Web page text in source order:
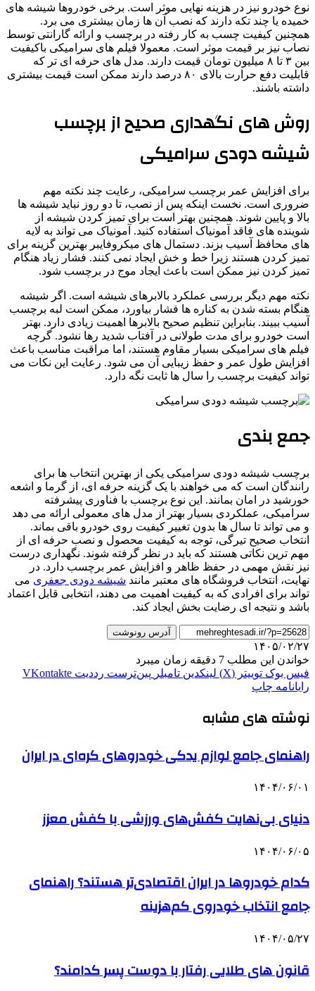
نوع خودرو نیز در هزینه نهایی موثر است. برخی خودروها شیشه های
خمیده یا چند تکه دارند که نصب آن ها زمان بیشتری می برد.
همچنین کیفیت چسب به کار رفته در برچسب و ارائه گارانتی توسط
نصاب نیز بر قیمت موثر است. معمولا فیلم های سرامیکی باکیفیت
بین ۳ تا ۸ میلیون تومان قیمت دارند. مدل های حرفه ای تر که
قابلیت دفع حرارت بالای ۸۰ درصد دارند ممکن است قیمت بیشتری
داشته باشند.
روش های نگهداری صحیح از برچسب
شیشه دودی سرامیکی
برای افزایش عمر برچسب سرامیکی، رعایت چند نکته مهم
ضروری است. نخست اینکه پس از نصب، تا دو روز نباید شیشه ها
بالا و پایین شوند. همچنین بهتر است برای تمیز کردن شیشه از
شوینده های فاقد آمونیاک استفاده کنید. آمونیاک می تواند به لایه
های محافظ آسیب بزند. دستمال های میکروفایبر بهترین گزینه برای
تمیز کردن هستند زیرا خط و خش ایجاد نمی کنند. فشار زیاد هنگام
تمیز کردن نیز ممکن است باعث ایجاد موج در برچسب شود.
نکته مهم دیگر بررسی عملکرد بالابرهای شیشه است. اگر شیشه
هنگام بسته شدن به کناره ها فشار بیاورد، ممکن است لبه برچسب
آسیب ببیند. بنابراین تنظیم صحیح بالابرها اهمیت زیادی دارد. بهتر
است خودرو برای مدت طولانی در آفتاب شدید رها نشود. گرچه
فیلم های سرامیکی بسیار مقاوم هستند، اما مراقبت مناسب باعث
افزایش طول عمر و حفظ زیبایی آن می شود. رعایت این نکات می
تواند کیفیت برچسب را سال ها ثابت نگه دارد.
جمع بندی
برچسب شیشه دودی سرامیکی یکی از بهترین انتخاب ها برای
رانندگان است که می خواهند با یک گزینه حرفه ای، از گرما و اشعه
خورشید در امان بمانند. این نوع برچسب با فناوری پیشرفته
سرامیکی، عملکردی بسیار بهتر از مدل های معمولی ارائه می دهد
و می تواند تا سال ها بدون تغییر کیفیت روی خودرو باقی بماند.
انتخاب صحیح تیرگی، توجه به کیفیت محصول و نصب حرفه ای از
مهم ترین نکاتی هستند که باید در نظر گرفته شوند. نگهداری درست
نیز نقش مهمی در حفظ ظاهر و افزایش عمر برچسب دارد. در
نهایت، انتخاب فروشگاه های معتبر مانند شیشه دودی جعفری می
تواند برای افرادی که به کیفیت اهمیت می دهند، انتخابی قابل اعتماد
باشد و نتیجه ای رضایت بخش ایجاد کند.
آدرس رونوشت
۱۴۰۵/۰۲/۲۷
خواندن این مطلب 7 دقیقه زمان میبرد
فیس بوک توییتر (X) لینکدین ‫تامبلر ‫پین‌ترست ‫رددیت ‫VKontakte
رایانامه چاپ
نوشته های مشابه
راهنمای جامع لوازم یدکی خودروهای کره‌ای در ایران
۱۴۰۴/۰۶/۰۱
دنیای بی‌نهایت کفش‌های ورزشی با کفش معزز
۱۴۰۴/۰۶/۰۵
کدام خودروها در ایران اقتصادی‌تر هستند؟ راهنمای
جامع انتخاب خودروی کم‌هزینه
۱۴۰۴/۰۵/۲۷
قانون های طلایی رفتار با دوست پسر کدامند؟